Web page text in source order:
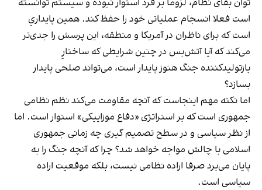
است فعلا انسجام عملیاتی خود را حفظ کند. همین پایداریِ
است که برای ناظران در آمریکا و منطقه، این پرسش را جدی‌تر
می‌کند که آیا آتش‌بس در چنین شرایطی که ساختارِ
بازتولیدکننده جنگ هنوز پایدار است، می‌تواند صلحی پایدار
بسازد؟
اما نکته مهم اینجاست که آنچه مقاومت می‌کند نظم نظامی
جمهوری است که بر استراتژی «دفاع موزاییکی» استوار است. اما
از نظر سیاسی و در سطح تصمیم گیری چه زمانی جمهوری
اسلامی با چالش مواجه خواهد شد؟ چرا که آنچه جنگ را به
پایان می‌برد صرفا اراده نظامی نیست، بلکه موقعیت اراده
سیاسی است.